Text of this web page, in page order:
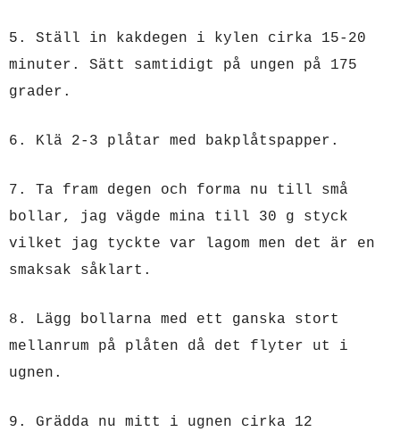
5. Ställ in kakdegen i kylen cirka 15-20
minuter. Sätt samtidigt på ungen på 175
grader.
6. Klä 2-3 plåtar med bakplåtspapper.
7. Ta fram degen och forma nu till små
bollar, jag vägde mina till 30 g styck
vilket jag tyckte var lagom men det är en
smaksak såklart.
8. Lägg bollarna med ett ganska stort
mellanrum på plåten då det flyter ut i
ugnen.
9. Grädda nu mitt i ugnen cirka 12